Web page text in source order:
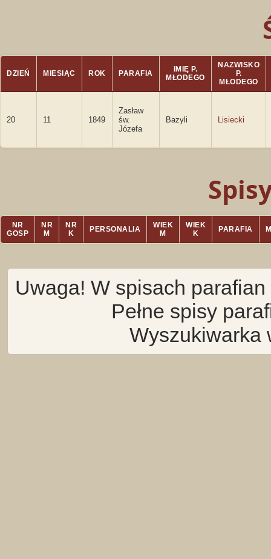
DZIEŃ MIESIĄC ROK PARAFIA
IMIĘ P.
MŁODEGO
NAZWISKO
P.
MŁODEGO
20 11 1849
Zasław
św.
Józefa
Bazyli Lisiecki
NR
GOSP
NR
M
NR
K
PERSONALIA
WIEK
M
WIEK
K
PARAFIA
Uwaga! W spisach
Pełne spisy
Wyszukiwarka